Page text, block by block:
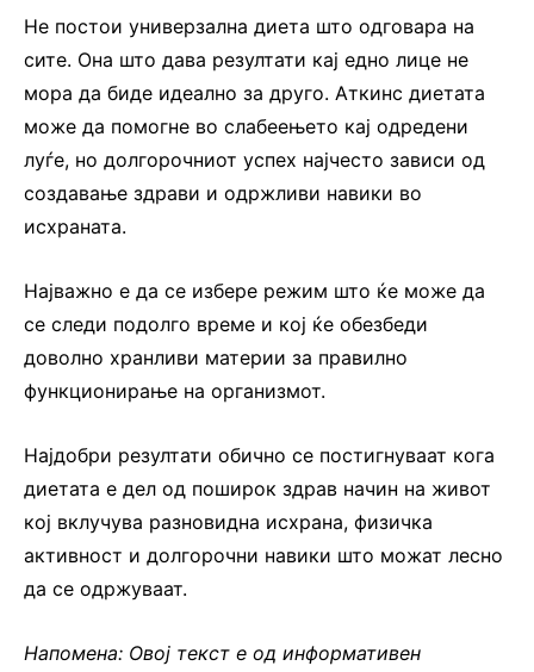
Не постои универзална диета што одговара на
сите. Она што дава резултати кај едно лице не
мора да биде идеално за друго. Аткинс диетата
може да помогне во слабеењето кај одредени
луѓе, но долгорочниот успех најчесто зависи од
создавање здрави и одржливи навики во
исхраната.
Најважно е да се избере режим што ќе може да
се следи подолго време и кој ќе обезбеди
доволно хранливи материи за правилно
функционирање на организмот.
Најдобри резултати обично се постигнуваат кога
диетата е дел од поширок здрав начин на живот
кој вклучува разновидна исхрана, физичка
активност и долгорочни навики што можат лесно
да се одржуваат.
Напомена: Овој текст е од информативен